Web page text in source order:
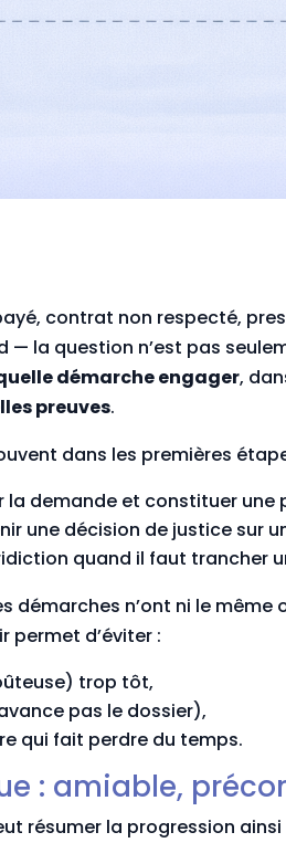
contrat non respecté,
la question n’est pas
démarche engager,
preuves.
dans les premières
la demande et constituer une
une décision de justice sur
quand il faut trancher
démarches n’ont ni le
permet d’éviter :
trop tôt,
pas le dossier),
qui fait perdre du temps.
: amiable,
résumer la progression ainsi